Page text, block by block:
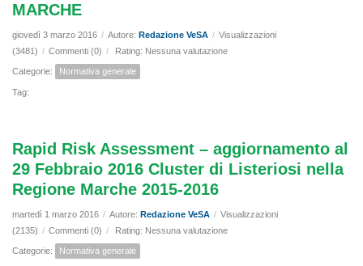
MARCHE
giovedì 3 marzo 2016 / Autore: Redazione VeSA / Visualizzazioni
(3481) / Commenti (0) / Rating: Nessuna valutazione
Categorie: Normativa generale
Tag:
Rapid Risk Assessment – aggiornamento al
29 Febbraio 2016 Cluster di Listeriosi nella
Regione Marche 2015-2016
martedì 1 marzo 2016 / Autore: Redazione VeSA / Visualizzazioni
(2135) / Commenti (0) / Rating: Nessuna valutazione
Categorie: Normativa generale